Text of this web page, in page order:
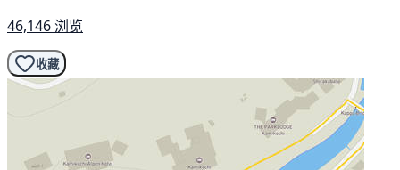
46,146 浏览
收藏